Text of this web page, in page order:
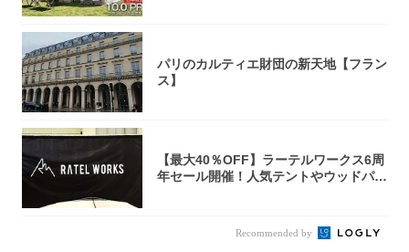
パリのカルティエ財団の新天地【フラン
ス】
【最大40％OFF】ラーテルワークス6周
年セール開催！人気テントやウッドパネ
Recommended by